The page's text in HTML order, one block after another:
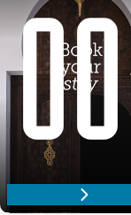
Descubre nuestra oferta